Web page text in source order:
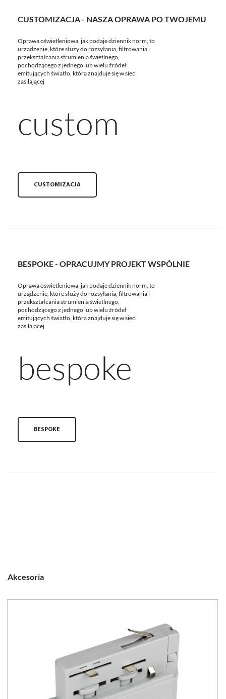
CUSTOMIZACJA - NASZA OPRAWA PO TWOJEMU
Oprawa oświetleniowa, jak podaje dziennik norm, to
urządzenie, które służy do rozsyłania, filtrowania i
przekształcania strumienia świetlnego,
pochodzącego z jednego lub wielu źródeł
emitujących światło, która znajduje się w sieci
zasilającej
custom
CUSTOMIZACJA
BESPOKE - OPRACUJMY PROJEKT WSPÓLNIE
Oprawa oświetleniowa, jak podaje dziennik norm, to
urządzenie, które służy do rozsyłania, filtrowania i
przekształcania strumienia świetlnego,
pochodzącego z jednego lub wielu źródeł
emitujących światło, która znajduje się w sieci
zasilającej
bespoke
BESPOKE
Akcesoria